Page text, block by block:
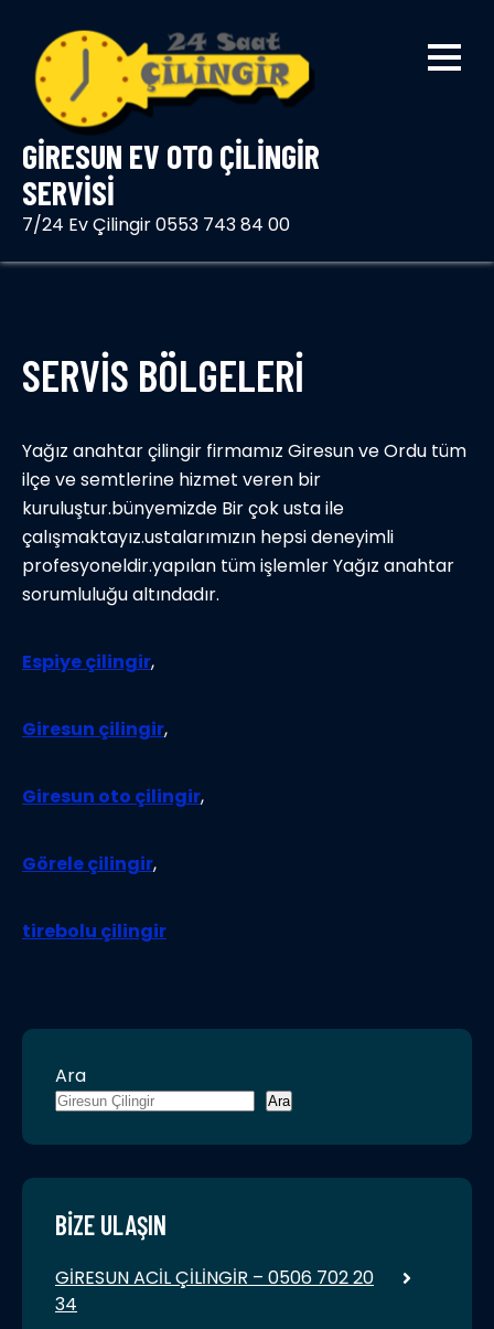
content
GIRESUN EV OTO ÇILINGIR
SERVISI
7/24 Ev Çilingir 0553 743 84 00
SERVIS BÖLGELERI
Yağız anahtar çilingir firmamız Giresun ve Ordu tüm
ilçe ve semtlerine hizmet veren bir
kuruluştur.bünyemizde Bir çok usta ile
çalışmaktayız.ustalarımızın hepsi deneyimli
profesyoneldir.yapılan tüm işlemler Yağız anahtar
sorumluluğu altındadır.
Espiye çilingir,
Giresun çilingir,
Giresun oto çilingir,
Görele çilingir,
tirebolu çilingir
Ara
Ara
BIZE ULAŞIN
GİRESUN ACİL ÇİLİNGİR – 0506 702 20
34